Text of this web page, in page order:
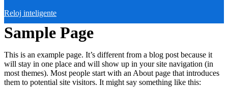
Reloj inteligente
Sample Page
This is an example page. It’s different from a blog post because it
will stay in one place and will show up in your site navigation (in
most themes). Most people start with an About page that introduces
them to potential site visitors. It might say something like this: